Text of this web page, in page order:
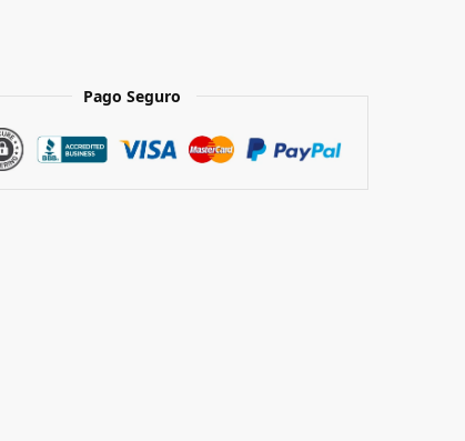
Pago Seguro